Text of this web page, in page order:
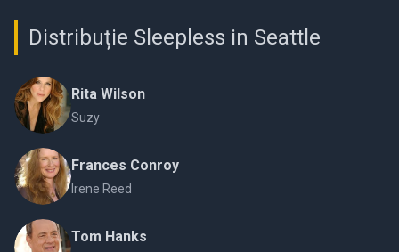
Distribuție Sleepless in Seattle
Rita Wilson
Suzy
Frances Conroy
Irene Reed
Tom Hanks